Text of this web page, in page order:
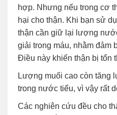
hợp. Nhưng nếu trong cơ
hại cho thận. Khi bạn sử
thận cần giữ lại lượng
giải trong máu, nhằm đảm
Điều này khiến thận bị tổn
Lượng muối cao còn tăng
trong nước tiểu, vì vậy rất
Các nghiên cứu đều cho